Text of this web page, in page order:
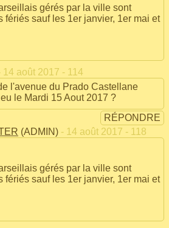
gérés par la ville sont
fériés sauf les 1er janvier, 1er mai et
14 août 2017 - 114
l'avenue du Prado Castellane
le Mardi 15 Aout 2017 ?
RÉPONDRE
(ADMIN) - 14 août 2017 - 118
gérés par la ville sont
fériés sauf les 1er janvier, 1er mai et